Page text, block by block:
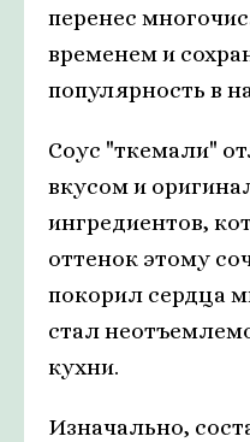
перенес
временем и
популярность в
Соус "ткемали"
вкусом и
ингредиентов,
оттенок этому
покорил сердца
стал
кухни.
Изначально,